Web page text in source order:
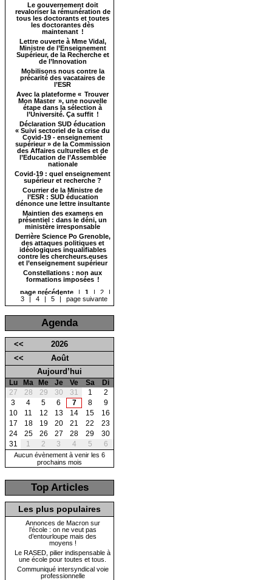
Le gouvernement doit
revaloriser la rémunération de
tous les doctorants et toutes
les doctorantes dès
maintenant !
Lettre ouverte à Mme Vidal,
Ministre de l’Enseignement
Supérieur, de la Recherche et
de l’Innovation
Mobilisons nous contre la
précarité des vacataires de
l’ESR
Avec la plateforme « Trouver
Mon Master », une nouvelle
étape dans la sélection à
l’Université. Ça suffit !
Déclaration SUD éducation
« Suivi sectoriel de la crise du
Covid-19 - enseignement
supérieur » de la Commission
des Affaires culturelles et de
l’Education de l’Assemblée
nationale
Covid-19 : quel enseignement
supérieur et recherche ?
Courrier de la Ministre de
l’ESR : SUD éducation
dénonce une lettre insultante
Maintien des examens en
présentiel : dans le déni, un
ministère irresponsable
Derrière Science Po Grenoble,
des attaques politiques et
idéologiques inqualifiables
contre les chercheurs.euses
et l’enseignement supérieur
Constellations : non aux
formations imposées !
page précédente
| 1 | 2
|
3
| 4 | 5 | page suivante
Agenda
<<
2026
<<
Août
Aujourd’hui
Lu Ma Me Je Ve Sa
Di
27
28 29 30 31 1
2
3
4 5 6 7 8
9
10
11 12 13 14 15
16
17
18 19 20 21 22
23
24
25 26 27 28 29
30
31
1 2 3 4 5 6
Aucun évènement à venir les 6
prochains mois
Top Articles
Les plus populaires
Annonces de Macron sur
l’école : on ne veut pas
d’entourloupe mais des
moyens !
Le RASED, pilier indispensable à
une école pour toutes et tous.
Communiqué intersyndical voie
professionnelle